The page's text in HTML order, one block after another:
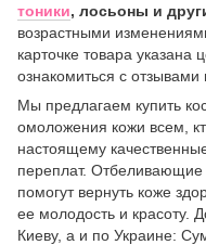
тоники, лосьоны и
возрастными
карточке товара указана
ознакомиться с отзывами
Мы предлагаем купить
омоложения кожи всем,
настоящему
переплат.
помогут вернуть коже
ее молодость и красоту.
Киеву, а и по Украине: